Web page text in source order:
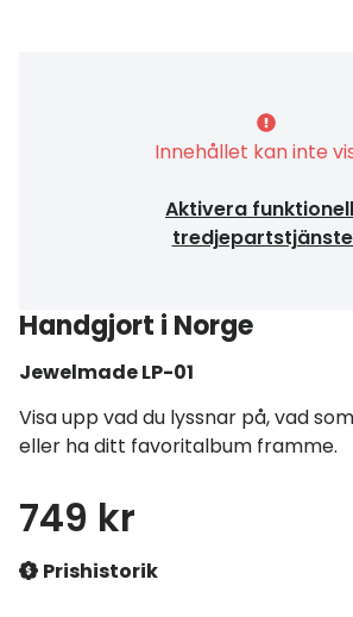
Innehållet kan inte
Aktivera
Handgjort i Norge
JewelmadeLP-01
Visa upp vad du lyssnar på, vad
eller ha ditt favoritalbum framme.
749 kr
Prishistorik